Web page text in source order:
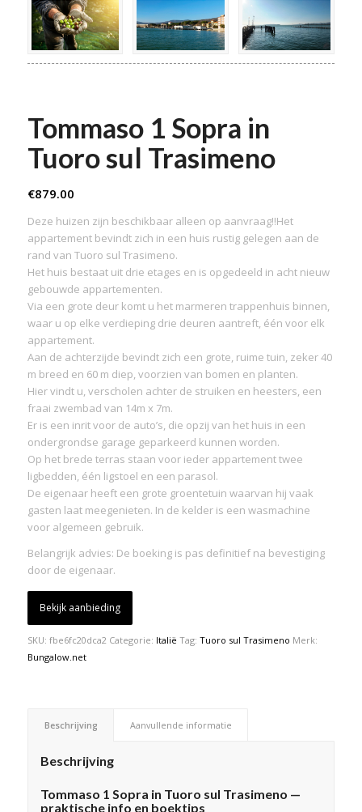
Tommaso 1 Sopra in
Tuoro sul Trasimeno
€879.00
Deze huizen zijn beschikbaar alleen op aanvraag!!Het
appartement bevindt zich in een huis rustig gelegen aan de
rand van Tuoro sul Trasimeno.
Het huis bestaat uit drie etages en is opgedeeld in acht nieuw
gebouwde appartementen.
Via een grote deur komt u het marmeren trappenhuis binnen,
waar u op elke verdieping drie deuren aantreft, één voor elk
appartement.
Aan de achterzijde bevindt zich een grote, ruime tuin, zeker 40
m breed en 60 m diep, voorzien van bomen en planten.
Hier vindt u, verscholen achter de struiken en heesters, een
fraai zwembad van 14m x 7m.
Er is een inrit voor de auto’s, die opzij van het huis in een
ondergrondse garage geparkeerd kunnen worden.
Op het brede terras staan voor ieder appartement twee
ligbedden, één ligstoel en een parasol.
De eigenaar heeft een grote groentetuin waarvan hij vaak
gasten laat meegenieten. In de kelder is een wasmachine
voor algemeen gebruik.
Belangrijk advies: De boeking is pas definitief na bevestiging
door de eigenaar.
Bekijk aanbieding
SKU: fbe6fc20dca2 Categorie: Italië Tag: Tuoro sul Trasimeno Merk:
Bungalow.net
Beschrijving Aanvullende informatie
Beschrijving
Tommaso 1 Sopra in Tuoro sul Trasimeno —
praktische info en boektips